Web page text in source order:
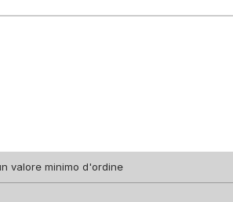
valore minimo d'ordine